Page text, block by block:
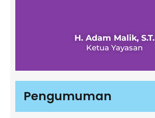
H. Adam Malik, S.T.
Ketua Yayasan
Pengumuman